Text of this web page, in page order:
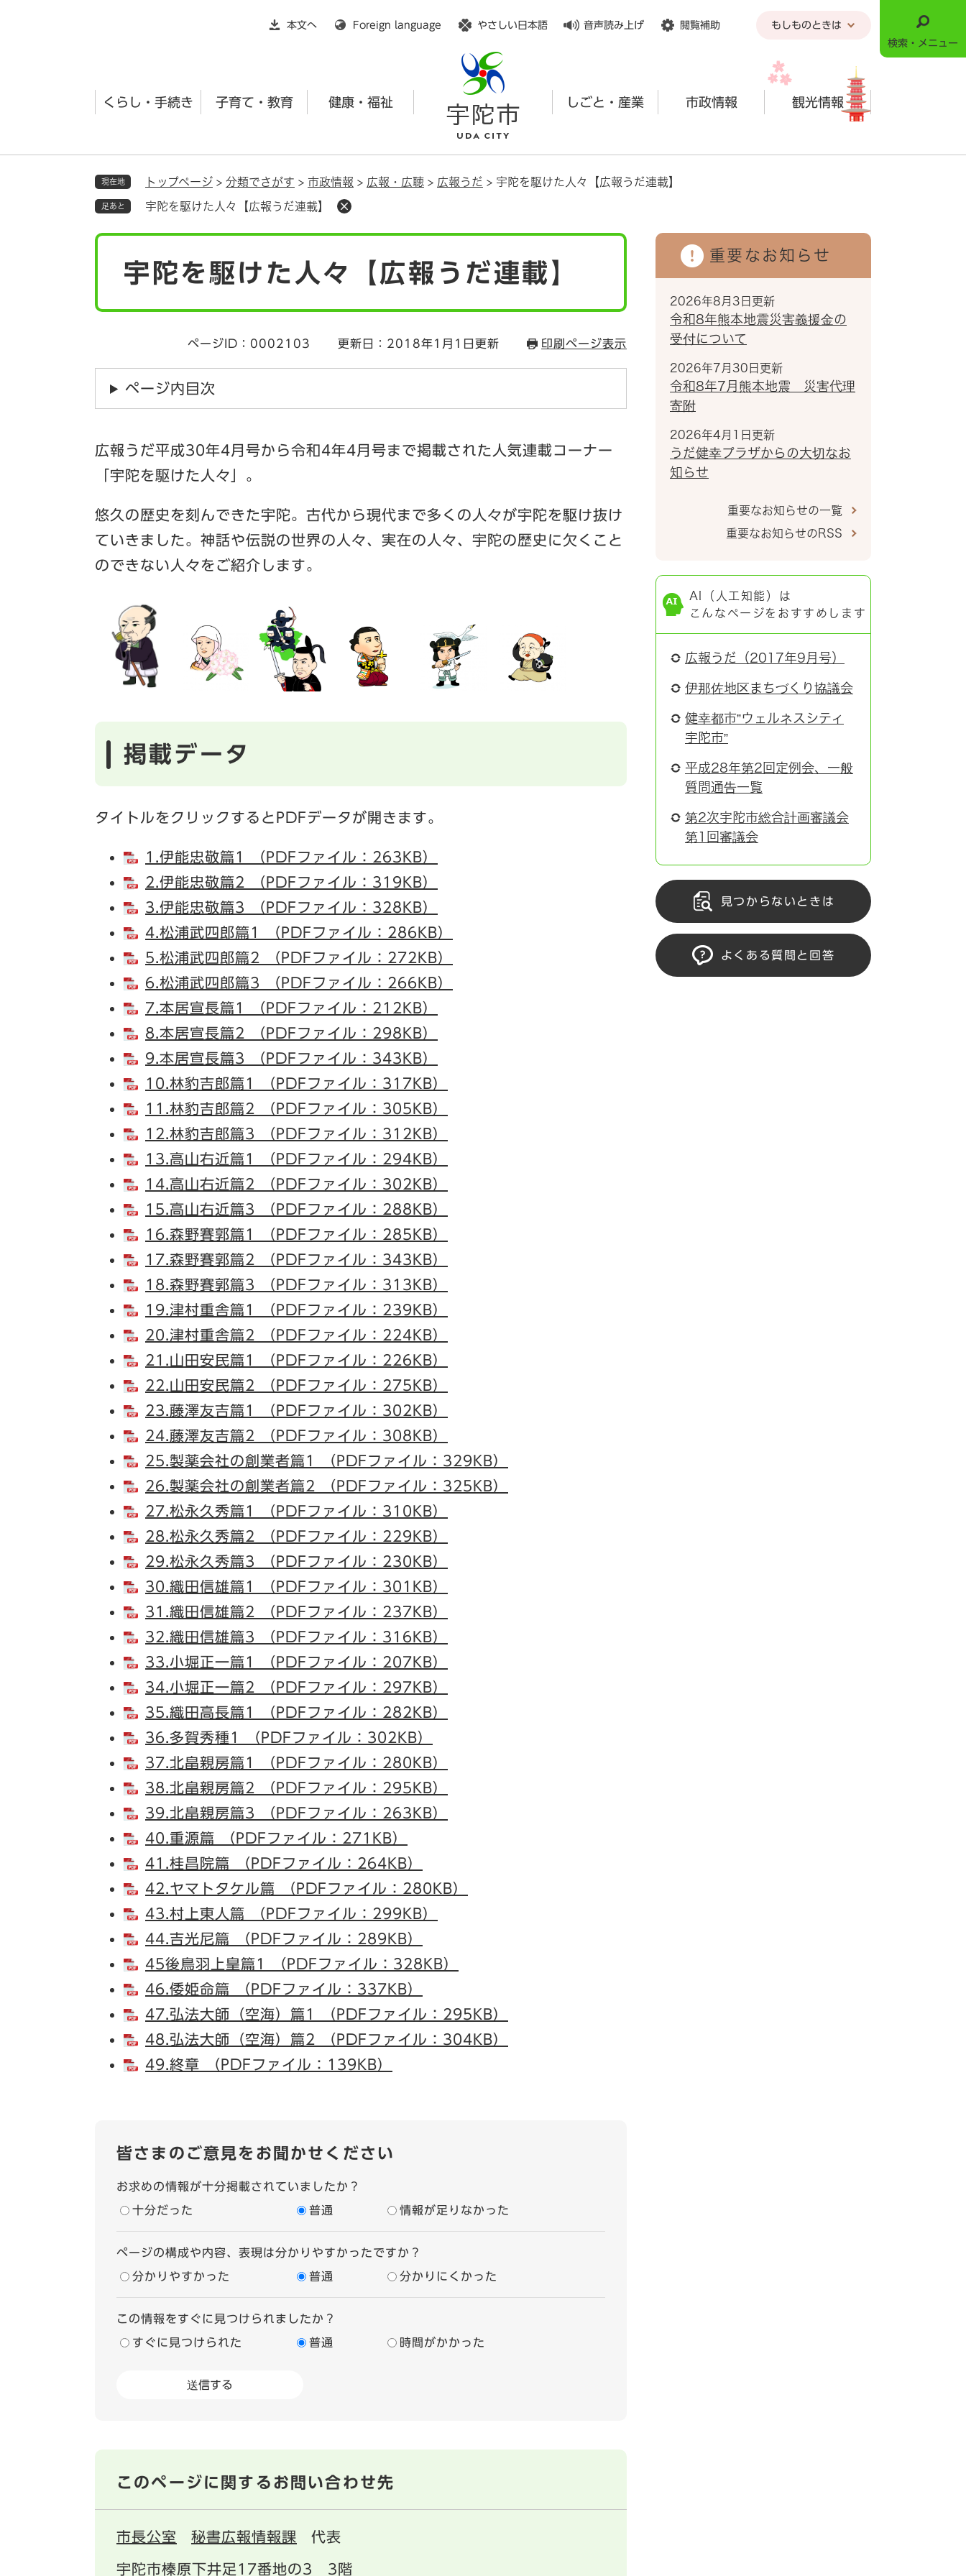
本文へ
Foreign language やさしい日本語 音声読み上げ 閲覧補助 もしものときは
くらし・手続き 子育て・教育 健康・福祉 しごと・産業 市政情報 観光情報
検索・メニュー
現在地 トップページ > 分類でさがす > 市政情報 > 広報・広聴 > 広報うだ > 宇陀を駆けた人々【広報うだ連載】
足あと 宇陀を駆けた人々【広報うだ連載】
宇陀を駆けた人々【広報うだ連載】
ページID：0002103 更新日：2018年1月1日更新 印刷ページ表示
ページ内目次
広報うだ平成30年4月号から令和4年4月号まで掲載された人気連載コーナー
「宇陀を駆けた人々」。
悠久の歴史を刻んできた宇陀。古代から現代まで多くの人々が宇陀を駆け抜け
ていきました。神話や伝説の世界の人々、実在の人々、宇陀の歴史に欠くこと
のできない人々をご紹介します。
掲載データ
タイトルをクリックするとPDFデータが開きます。
1.伊能忠敬篇1 （PDFファイル：263KB）
2.伊能忠敬篇2 （PDFファイル：319KB）
3.伊能忠敬篇3 （PDFファイル：328KB）
4.松浦武四郎篇1 （PDFファイル：286KB）
5.松浦武四郎篇2 （PDFファイル：272KB）
6.松浦武四郎篇3 （PDFファイル：266KB）
7.本居宣長篇1 （PDFファイル：212KB）
8.本居宣長篇2 （PDFファイル：298KB）
9.本居宣長篇3 （PDFファイル：343KB）
10.林豹吉郎篇1 （PDFファイル：317KB）
11.林豹吉郎篇2 （PDFファイル：305KB）
12.林豹吉郎篇3 （PDFファイル：312KB）
13.高山右近篇1 （PDFファイル：294KB）
14.高山右近篇2 （PDFファイル：302KB）
15.高山右近篇3 （PDFファイル：288KB）
16.森野賽郭篇1 （PDFファイル：285KB）
17.森野賽郭篇2 （PDFファイル：343KB）
18.森野賽郭篇3 （PDFファイル：313KB）
19.津村重舎篇1 （PDFファイル：239KB）
20.津村重舎篇2 （PDFファイル：224KB）
21.山田安民篇1 （PDFファイル：226KB）
22.山田安民篇2 （PDFファイル：275KB）
23.藤澤友吉篇1 （PDFファイル：302KB）
24.藤澤友吉篇2 （PDFファイル：308KB）
25.製薬会社の創業者篇1 （PDFファイル：329KB）
26.製薬会社の創業者篇2 （PDFファイル：325KB）
27.松永久秀篇1 （PDFファイル：310KB）
28.松永久秀篇2 （PDFファイル：229KB）
29.松永久秀篇3 （PDFファイル：230KB）
30.織田信雄篇1 （PDFファイル：301KB）
31.織田信雄篇2 （PDFファイル：237KB）
32.織田信雄篇3 （PDFファイル：316KB）
33.小堀正一篇1 （PDFファイル：207KB）
34.小堀正一篇2 （PDFファイル：297KB）
35.織田高長篇1 （PDFファイル：282KB）
36.多賀秀種1 （PDFファイル：302KB）
37.北畠親房篇1 （PDFファイル：280KB）
38.北畠親房篇2 （PDFファイル：295KB）
39.北畠親房篇3 （PDFファイル：263KB）
40.重源篇 （PDFファイル：271KB）
41.桂昌院篇 （PDFファイル：264KB）
42.ヤマトタケル篇 （PDFファイル：280KB）
43.村上東人篇 （PDFファイル：299KB）
44.吉光尼篇 （PDFファイル：289KB）
45後鳥羽上皇篇1 （PDFファイル：328KB）
46.倭姫命篇 （PDFファイル：337KB）
47.弘法大師（空海）篇1 （PDFファイル：295KB）
48.弘法大師（空海）篇2 （PDFファイル：304KB）
49.終章 （PDFファイル：139KB）
皆さまのご意見をお聞かせください
お求めの情報が十分掲載されていましたか？
十分だった 普通 情報が足りなかった
ページの構成や内容、表現は分かりやすかったですか？
分かりやすかった 普通 分かりにくかった
この情報をすぐに見つけられましたか？
すぐに見つけられた 普通 時間がかかった
このページに関するお問い合わせ先
市長公室 秘書広報情報課 代表
宇陀市榛原下井足17番地の3 3階
重要なお知らせ
2026年8月3日更新
令和8年熊本地震災害義援金の
受付について
2026年7月30日更新
令和8年7月熊本地震 災害代理
寄附
2026年4月1日更新
うだ健幸プラザからの大切なお
知らせ
重要なお知らせの一覧
重要なお知らせのRSS
AI（人工知能）は
こんなページをおすすめします
広報うだ（2017年9月号）
伊那佐地区まちづくり協議会
健幸都市”ウェルネスシティ
宇陀市”
平成28年第2回定例会、一般
質問通告一覧
第2次宇陀市総合計画審議会
第1回審議会
見つからないときは
よくある質問と回答